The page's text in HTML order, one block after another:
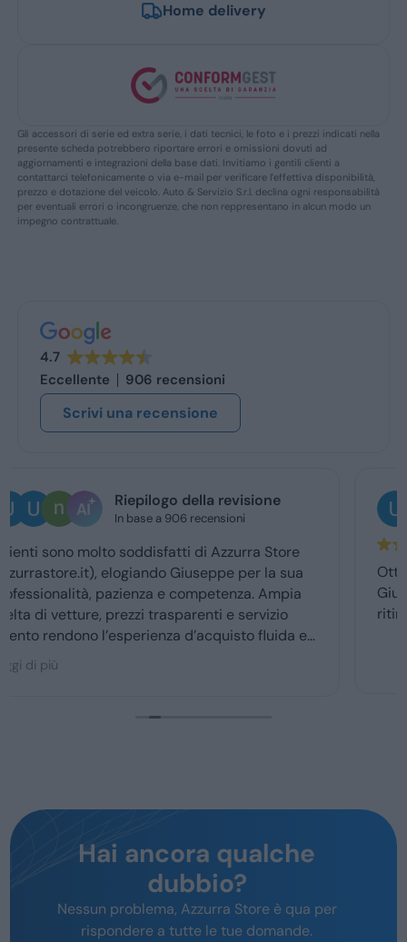
Home delivery
Gli accessori di serie ed extra serie, i dati tecnici, le foto e i prezzi indicati nella
presente scheda potrebbero riportare errori e omissioni dovuti ad
aggiornamenti e integrazioni della base dati. Invitiamo i gentili clienti a
contattarci telefonicamente o via e-mail per verificare l’effettiva disponibilità,
prezzo e dotazione del veicolo. Auto & Servizio S.r.l. declina ogni responsabilità
per eventuali errori o incongruenze, che non reppresentano in alcun modo un
impegno contrattuale.
4.7
Eccellente
906 recensioni
Scrivi una recensione
Ugo Brescia
3 giorni fa
Ottima esperienza con la vs concessionaria.
Giuseppe mi ha coccolato dal momenyo del
ritiro a quello della consegna . Grazie davvero
Hai ancora qualche
dubbio?
Nessun problema, Azzurra Store è qua per
rispondere a tutte le tue domande.